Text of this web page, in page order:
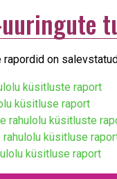
rapordid on
küsitluste raport
küsitluse raport
rahulolu küsitluste
küsitluse
küsitluse raport